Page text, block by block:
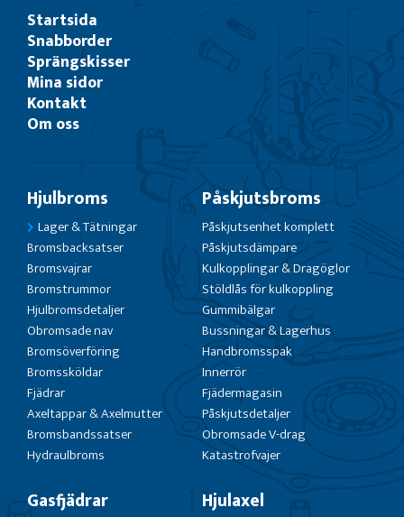
Startsida
Snabborder
Sprängskisser
Mina sidor
Kontakt
Om oss
Hjulbroms
Lager & Tätningar
Bromsbacksatser
Bromsvajrar
Bromstrummor
Hjulbromsdetaljer
Obromsade nav
Bromsöverföring
Bromssköldar
Fjädrar
Axeltappar & Axelmutter
Bromsbandssatser
Hydraulbroms
Påskjutsbroms
Påskjutsenhet komplett
Påskjutsdämpare
Kulkopplingar & Dragöglor
Stöldlås för kulkoppling
Gummibälgar
Bussningar & Lagerhus
Handbromsspak
Innerrör
Fjädermagasin
Påskjutsdetaljer
Obromsade V-drag
Katastrofvajer
Gasfjädrar Hjulaxel